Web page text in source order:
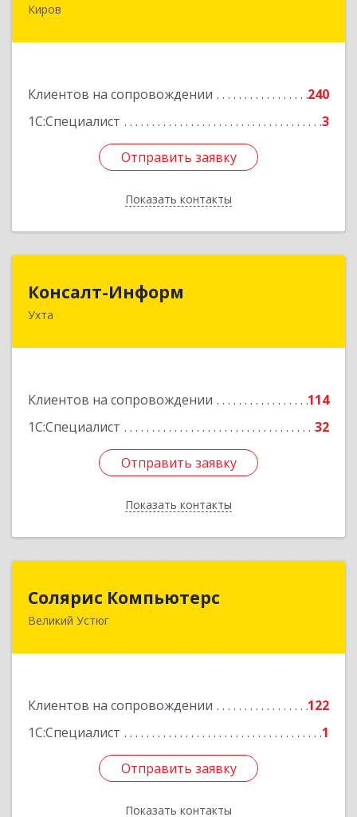
Киров
Клиентов на сопровождении
240
1С:Специалист
3
Отправить заявку
Показать контакты
Отправить заявку
Назад
Консалт-Информ
Ухта
Клиентов на сопровождении
114
1С:Специалист
32
Отправить заявку
Показать контакты
169300, Коми Респ, Ухта г, Строителей пр-д 1, 2
Отправить заявку
Назад
Солярис Компьютерс
Великий Устюг
Клиентов на сопровождении
122
1С:Специалист
1
Отправить заявку
Показать контакты
162390, Вологодская обл, Великий Устюг г,
Отправить заявку
Назад